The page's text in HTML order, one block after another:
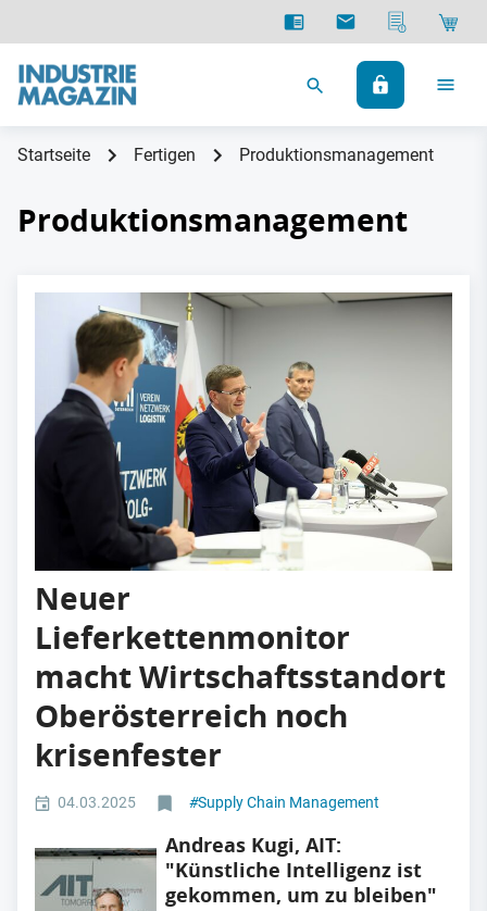
Startseite Fertigen Produktionsmanagement
Produktionsmanagement
Neuer
Lieferkettenmonitor
macht Wirtschaftsstandort
Oberösterreich noch
krisenfester
04.03.2025 #Supply Chain Management
Andreas Kugi, AIT:
"Künstliche Intelligenz ist
gekommen, um zu bleiben"